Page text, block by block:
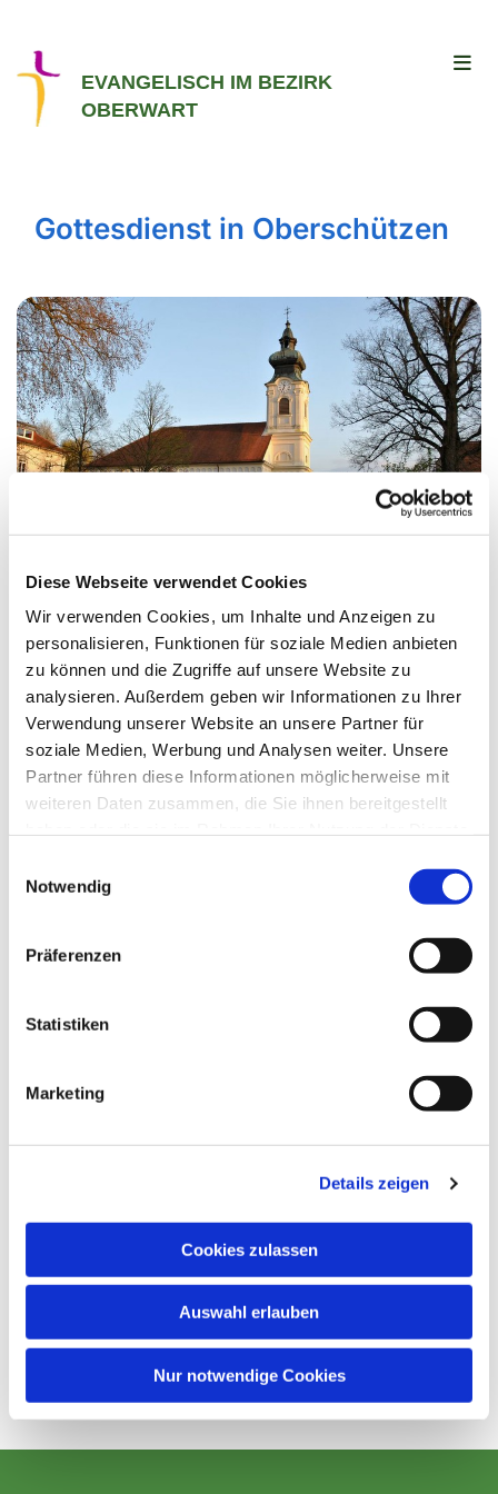
Diese Webseite verwendet Cookies
Wir verwenden Cookies, um Inhalte und Anzeigen zu
personalisieren, Funktionen für soziale Medien anbieten
zu können und die Zugriffe auf unsere Website zu
analysieren. Außerdem geben wir Informationen zu Ihrer
Verwendung unserer Website an unsere Partner für
soziale Medien, Werbung und Analysen weiter. Unsere
Partner führen diese Informationen möglicherweise mit
weiteren Daten zusammen, die Sie ihnen bereitgestellt
Notwendig
Präferenzen
Statistiken
Marketing
Details zeigen
Cookies zulassen
Auswahl erlauben
Nur notwendige Cookies
EVANGELISCH IM BEZIRK
OBERWART
Gottesdienst in Oberschützen
Sonntag, 13. Dezember 2026, 09:30
Uhr
Pfarrkirche Oberschützen, Gottlieb-
August-Wimmer-Platz 3, 7432
Pfarrerin Tanja Sielemann, Musik -